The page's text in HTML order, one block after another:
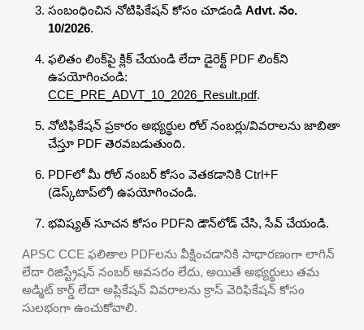
సంబంధించిన నోటిఫికేషన్ కోసం చూడండి Advt. నం.
10/2026.
ఫలితం లింక్‌పై క్లిక్ చేయండి లేదా డైరెక్ట్ PDF లింక్‌ని
ఉపయోగించండి:
CCE_PRE_ADVT_10_2026_Result.pdf.
నోటిఫికేషన్ ప్రకారం అభ్యర్థుల రోల్ నంబర్లు/వివరాలను జాబితా
చేస్తూ PDF తెరవబడుతుంది.
PDFలో మీ రోల్ నంబర్ కోసం వెతకడానికి Ctrl+F
(డెస్క్‌టాప్‌లో) ఉపయోగించండి.
భవిష్యత్ సూచన కోసం PDFని డౌన్‌లోడ్ చేసి, సేవ్ చేయండి.
APSC CCE ఫలితాల PDFలను వీక్షించడానికి సాధారణంగా లాగిన్
లేదా రిజిస్ట్రేషన్ నంబర్ అవసరం లేదు, అయితే అభ్యర్థులు తమ
అడ్మిట్ కార్డ్ లేదా అప్లికేషన్ వివరాలను క్రాస్ వెరిఫికేషన్ కోసం
సులభంగా ఉంచుకోవాలి.